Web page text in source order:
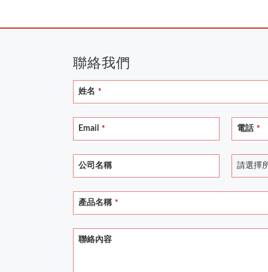
聯絡我們
姓名 *
Email * 電話 *
公司名稱 請選擇
產品名稱 *
聯絡內容